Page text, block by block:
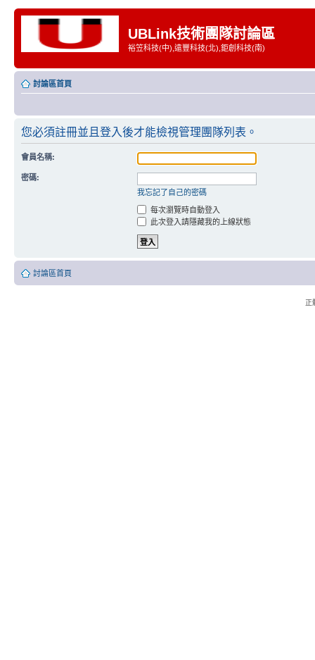
UBLink技術團隊討論區
裕笠科技(中),遠豐科技(北),鉅創科技(南)
討論區首頁
您必須註冊並且登入後才能檢視管理團隊列表。
會員名稱:
密碼:
我忘記了自己的密碼
每次瀏覽時自動登入
此次登入請隱藏我的上線狀態
討論區首頁
正